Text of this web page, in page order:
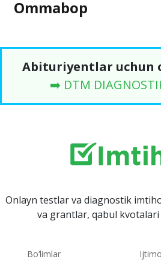
Ommabop
Abituriyentlar uchun
➡️ DTM
Onlayn testlar va diagnostik
va grantlar, qabul
Bo‘limlar